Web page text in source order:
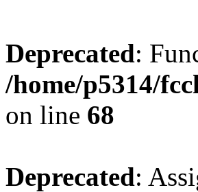
Deprecated:
/home/p5314/
on line 68
Deprecated: